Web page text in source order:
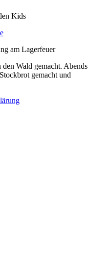
Kids
am Lagerfeuer
Wald gemacht. Abends
gemacht und